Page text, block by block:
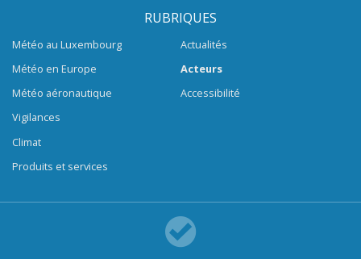
RUBRIQUES
Météo au Luxembourg
Météo en Europe
Météo aéronautique
Vigilances
Climat
Produits et services
Actualités
Acteurs
Accessibilité